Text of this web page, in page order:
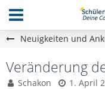
Neuigkeiten und
Veränderung
Schakon 1. April